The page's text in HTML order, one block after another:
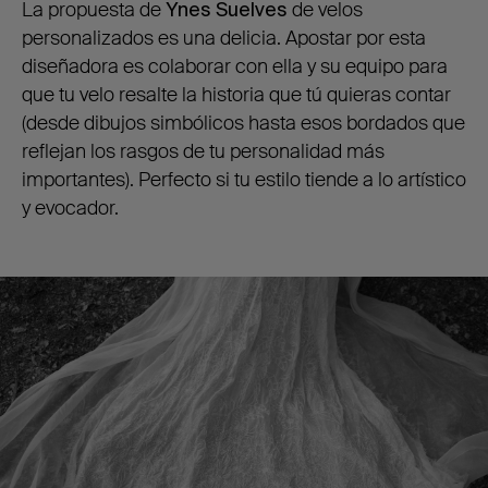
La propuesta deYnes Suelves de velos
personalizados es una delicia. Apostar por esta
diseñadora es colaborar con ella y su equipo para
que tu velo resalte la historia que tú quieras contar
(desde dibujos simbólicos hasta esos bordados que
reflejan los rasgos de tu personalidad más
importantes). Perfecto si tu estilo tiende a lo artístico
y evocador.